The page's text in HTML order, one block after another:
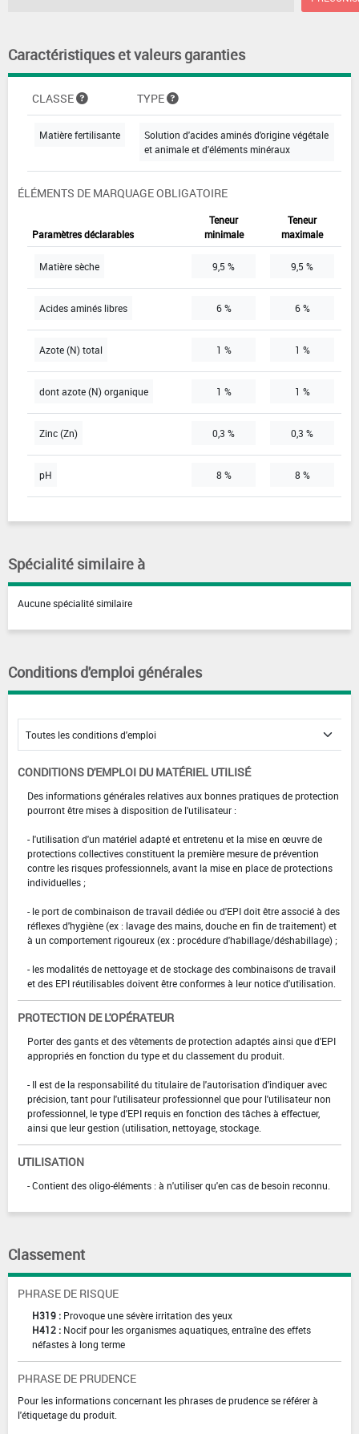
Caractéristiques et valeurs garanties
CLASSE TYPE
Matière fertilisante
Solution d'acides aminés d'origine végétale
et animale et d'éléments minéraux
ÉLÉMENTS DE MARQUAGE OBLIGATOIRE
Paramètres déclarables
Teneur
minimale
Teneur
maximale
Matière sèche 9,5 % 9,5 %
Acides aminés libres 6 % 6 %
Azote (N) total 1 % 1 %
dont azote (N) organique 1 % 1 %
Zinc (Zn) 0,3 % 0,3 %
pH 8 % 8 %
Spécialité similaire à
Aucune spécialité similaire
Conditions d'emploi générales
CONDITIONS D'EMPLOI DU MATÉRIEL UTILISÉ
Des informations générales relatives aux bonnes pratiques de protection
pourront être mises à disposition de l'utilisateur :
- l'utilisation d'un matériel adapté et entretenu et la mise en œuvre de
protections collectives constituent la première mesure de prévention
contre les risques professionnels, avant la mise en place de protections
individuelles ;
- le port de combinaison de travail dédiée ou d'EPI doit être associé à des
réflexes d'hygiène (ex : lavage des mains, douche en fin de traitement) et
à un comportement rigoureux (ex : procédure d'habillage/déshabillage) ;
- les modalités de nettoyage et de stockage des combinaisons de travail
et des EPI réutilisables doivent être conformes à leur notice d'utilisation.
PROTECTION DE L'OPÉRATEUR
Porter des gants et des vêtements de protection adaptés ainsi que d'EPI
appropriés en fonction du type et du classement du produit.
- Il est de la responsabilité du titulaire de l'autorisation d'indiquer avec
précision, tant pour l'utilisateur professionnel que pour l'utilisateur non
professionnel, le type d'EPI requis en fonction des tâches à effectuer,
ainsi que leur gestion (utilisation, nettoyage, stockage.
UTILISATION
- Contient des oligo-éléments : à n'utiliser qu'en cas de besoin reconnu.
Classement
PHRASE DE RISQUE
H319 : Provoque une sévère irritation des yeux
H412 : Nocif pour les organismes aquatiques, entraîne des effets
néfastes à long terme
PHRASE DE PRUDENCE
Pour les informations concernant les phrases de prudence se référer à
l'étiquetage du produit.